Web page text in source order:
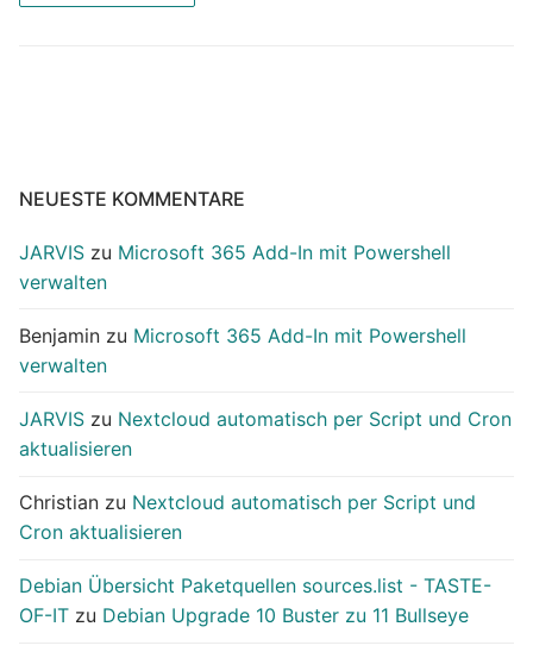
NEUESTE KOMMENTARE
JARVIS zu Microsoft 365 Add-In mit Powershell
verwalten
Benjamin zu Microsoft 365 Add-In mit Powershell
verwalten
JARVIS zu Nextcloud automatisch per Script und Cron
aktualisieren
Christian zu Nextcloud automatisch per Script und
Cron aktualisieren
Debian Übersicht Paketquellen sources.list - TASTE-
OF-IT zu Debian Upgrade 10 Buster zu 11 Bullseye